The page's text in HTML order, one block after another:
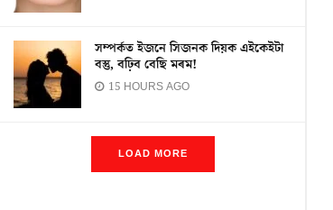
সম্পৰ্কত ইজনে সিজনক দিয়ক এইকেইটা
বস্তু, বঢ়িব বেছি মৰম!
15 HOURS AGO
LOAD MORE